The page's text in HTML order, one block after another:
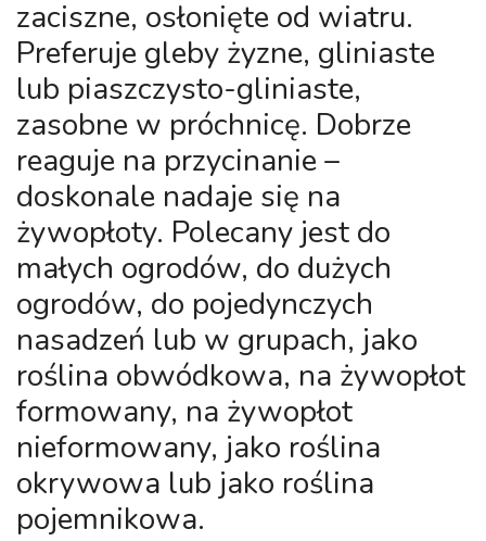
zaciszne, osłonięte od wiatru.
Preferuje gleby żyzne, gliniaste
lub piaszczysto-gliniaste,
zasobne w próchnicę. Dobrze
reaguje na przycinanie –
doskonale nadaje się na
żywopłoty. Polecany jest do
małych ogrodów, do dużych
ogrodów, do pojedynczych
nasadzeń lub w grupach, jako
roślina obwódkowa, na żywopłot
formowany, na żywopłot
nieformowany, jako roślina
okrywowa lub jako roślina
pojemnikowa.